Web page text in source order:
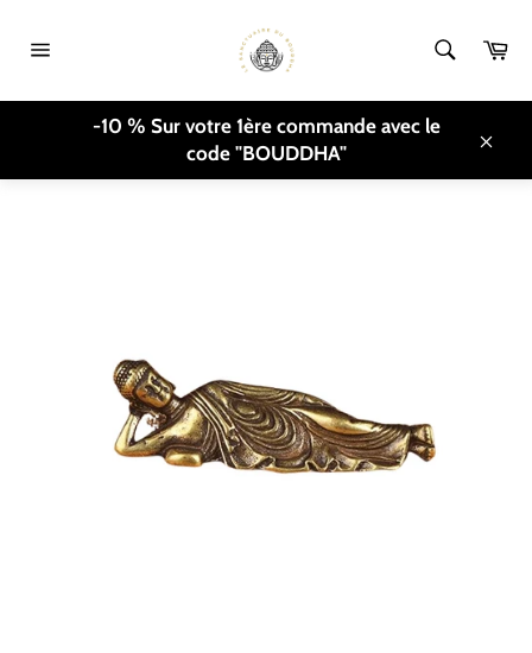
zum
-10 % Sur votre 1ère commande avec le
code "BOUDDHA"
TRANSLATION MISSING:
DE.GENERAL.ACCESSIBILITY.HOME_BREADCRUMB/ STATUETTE